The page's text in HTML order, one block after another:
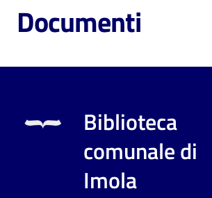
puoi
Documenti
Biblioteca
comunale di
Imola